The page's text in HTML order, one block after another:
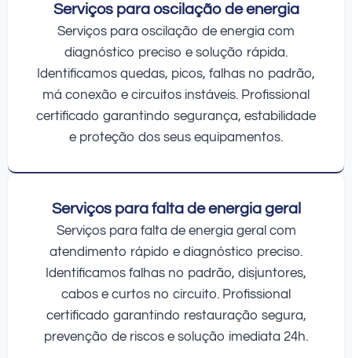
Serviços para oscilação de energia
Serviços para oscilação de energia com
diagnóstico preciso e solução rápida.
Identificamos quedas, picos, falhas no padrão,
má conexão e circuitos instáveis. Profissional
certificado garantindo segurança, estabilidade
e proteção dos seus equipamentos.
Serviços para falta de energia geral
Serviços para falta de energia geral com
atendimento rápido e diagnóstico preciso.
Identificamos falhas no padrão, disjuntores,
cabos e curtos no circuito. Profissional
certificado garantindo restauração segura,
prevenção de riscos e solução imediata 24h.